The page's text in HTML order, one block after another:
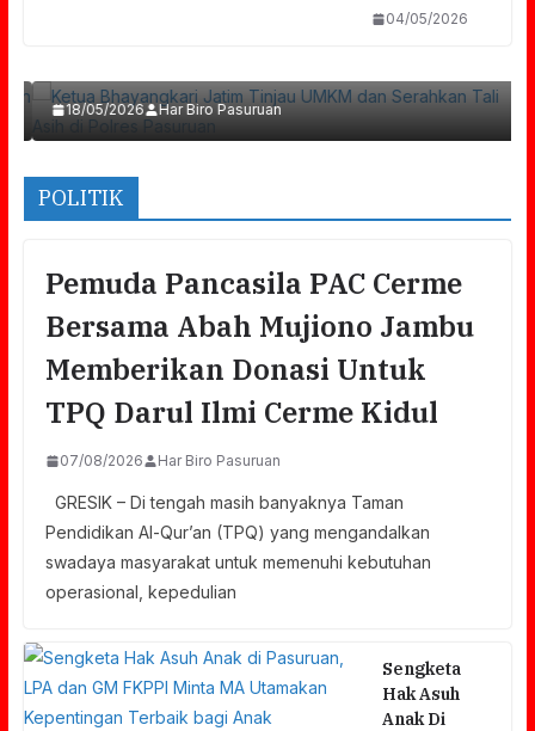
04/05/2026
Ketua Bhayangkari Jatim Tinjau UMKM Dan
18/05/2026 Har Biro Pasuruan
POLITIK
Pemuda Pancasila PAC Cerme
Bersama Abah Mujiono Jambu
Memberikan Donasi Untuk
TPQ Darul Ilmi Cerme Kidul
07/08/2026 Har Biro Pasuruan
GRESIK – Di tengah masih banyaknya Taman
Pendidikan Al-Qur’an (TPQ) yang mengandalkan
swadaya masyarakat untuk memenuhi kebutuhan
operasional, kepedulian
Sengketa
Hak Asuh
Anak Di